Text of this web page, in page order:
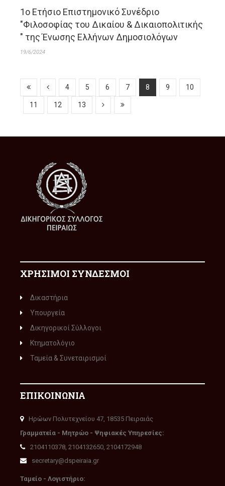
1ο Ετήσιο Επιστημονικό Συνέδριο
"Φιλοσοφίας του Δικαίου & Δικαιοπολιτικής
" της Ένωσης Ελλήνων Δημοσιολόγων
19/6/2024
4 5 6 7 8 9 10
11 12 13
ΧΡΗΣΙΜΟΙ ΣΥΝΔΕΣΜΟΙ
Δικαστήρια
Υπουργεία
Δικηγορικοί Σύλλογοι
Κτηματολόγιο
Ταμεία & Συνεταιρισμοί
ΕΠΙΚΟΙΝΩΝΙΑ
Ηρώων Πολυτεχνείου 47, 18535 Πειραιάς
Γραμματεία - Μητρώο - Ψηφιακές Υπηρεσίες:
2104110378, 2104132650, 2104172948
secretary@dspeiraia.gr
Ταμείο - Λογιστήριο: